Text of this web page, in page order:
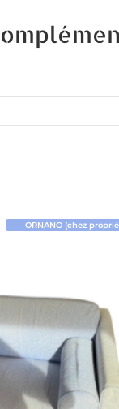
ORNANO (chez